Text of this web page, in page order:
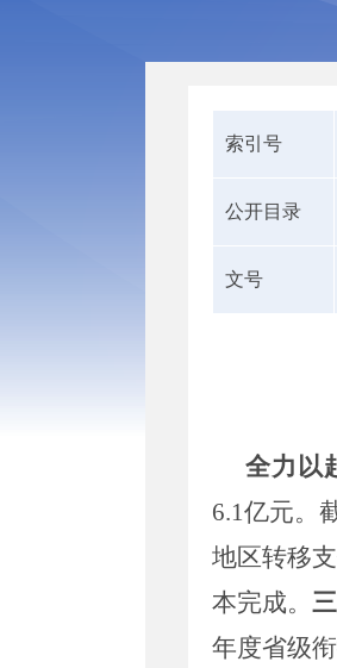
索引号
公开目录
文号
全力以
6.1亿元。
地区转移
本完成。
年度省级